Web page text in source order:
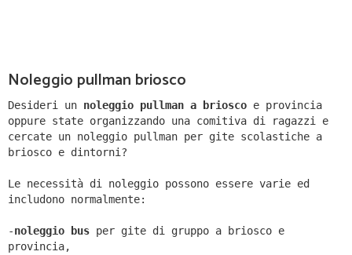
Noleggio pullman briosco
Desideri un noleggio pullman a briosco e provincia
oppure state organizzando una comitiva di ragazzi e
cercate un noleggio pullman per gite scolastiche a
briosco e dintorni?
Le necessità di noleggio possono essere varie ed
includono normalmente:
-noleggio bus per gite di gruppo a briosco e
provincia,